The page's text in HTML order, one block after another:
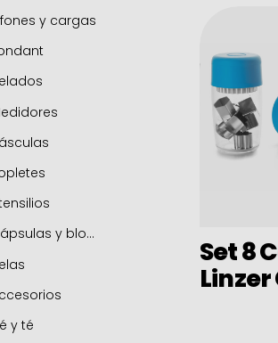
horno
de inducción
para castañas
de hierro fundido y soportes
y cargas
y blondas
y té
Set 8